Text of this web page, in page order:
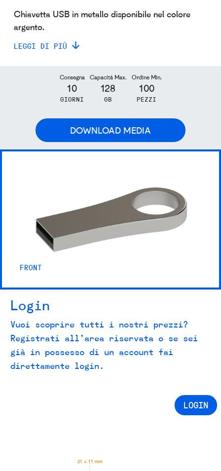
Chiavetta USB in metallo disponibile nel colore
argento.
LEGGI DI PIÚ
Consegna
10
GIORNI
Capacità Max.
128
GB
Ordine Min.
100
PEZZI
DOWNLOAD MEDIA
FRONT
Login
Vuoi scoprire tutti i nostri prezzi?
Registrati all’area riservata o se sei
già in possesso di un account fai
direttamente login.
LOGIN
21 × 11 mm